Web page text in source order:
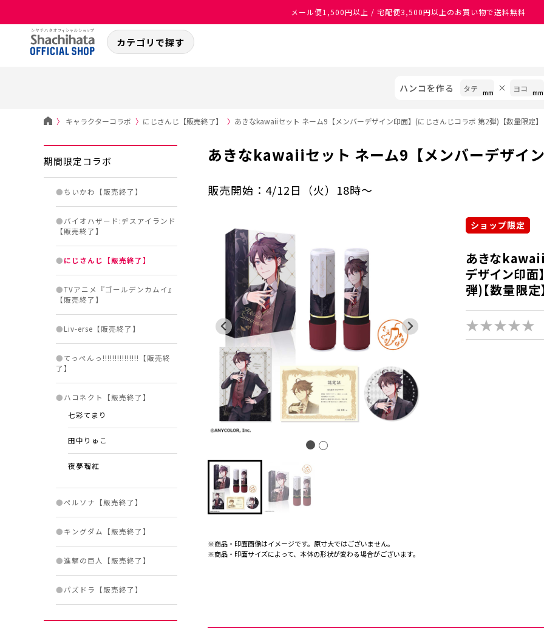
あなたに最適なスタンプをシヤチハタがレコメンド
カテゴリで探す
ハンコを作る
〉 キャラクターコラボ 〉 にじさんじ【販売終了】 〉 あきなkawaiiセット ネーム9【メンバーデザイン印面】(にじさんじコラボ 第2弾)【数量限定】
期間限定コラボ
●ちいかわ【販売終了】
●バイオハザード:デスアイランド
【販売終了】
●にじさんじ【販売終了】
●TVアニメ『ゴールデンカムイ』
【販売終了】
●Liv-erse【販売終了】
●てっぺんっ!!!!!!!!!!!!!!!【販売終
了】
●ハコネクト【販売終了】
七彩てまり
田中りゅこ
夜夢瑠紅
●ペルソナ【販売終了】
●キングダム【販売終了】
●進撃の巨人【販売終了】
●パズドラ【販売終了】
あきなkawaiiセット ネーム9【メンバーデザイ
販売開始：4/12日（火）18時～
※商品・印面画像はイメージです。原寸大ではございません。
※商品・印面サイズによって、本体の形状が変わる場合がございます。
ショップ限定
あきなkawaii
デザイン印面
弾)【数量限定
★★★★★